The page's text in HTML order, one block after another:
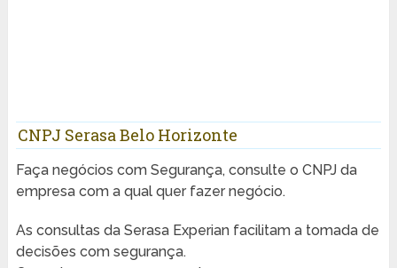
CNPJ Serasa Belo Horizonte
Faça negócios com Segurança, consulte o CNPJ da
empresa com a qual quer fazer negócio.
As consultas da Serasa Experian facilitam a tomada de
decisões com segurança.